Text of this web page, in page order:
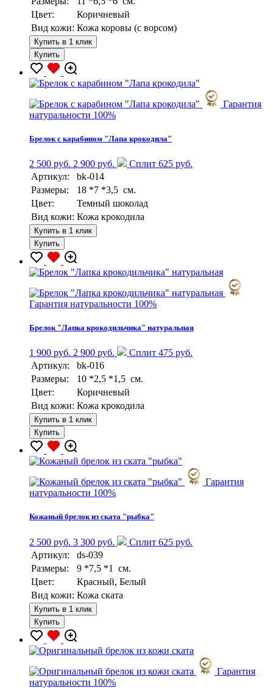
Цвет:
Коричневый
Вид кожи: Кожа коровы (с ворсом)
Купить в 1 клик
Купить
Гарантия
натуральности 100%
Брелок с карабином "Лапа крокодила"
2 500 руб. 2 900 руб.
Сплит 625 руб.
Артикул:
bk-014
Размеры:
18 *7 *3,5 см.
Цвет:
Темный шоколад
Вид кожи: Кожа крокодила
Купить в 1 клик
Купить
Гарантия натуральности 100%
Брелок "Лапка крокодильчика" натуральная
1 900 руб. 2 900 руб.
Сплит 475 руб.
Артикул:
bk-016
Размеры:
10 *2,5 *1,5 см.
Цвет:
Коричневый
Вид кожи: Кожа крокодила
Купить в 1 клик
Купить
Гарантия
натуральности 100%
Кожаный брелок из ската "рыбка"
2 500 руб. 3 300 руб.
Сплит 625 руб.
Артикул:
ds-039
Размеры:
9 *7,5 *1 см.
Цвет:
Красный, Белый
Вид кожи: Кожа ската
Купить в 1 клик
Купить
Гарантия
натуральности 100%